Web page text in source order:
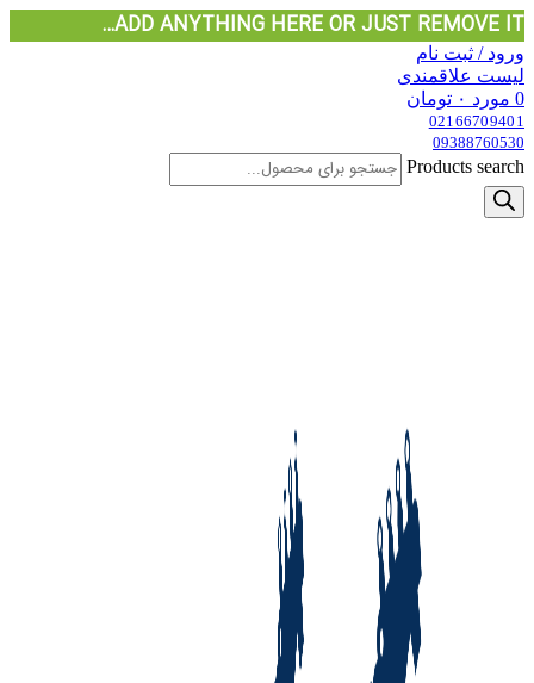
ADD ANYTHING HERE OR JUST REMOVE IT…
ورود / ثبت نام
لیست علاقمندی
0 مورد ۰ تومان
02166709401
09388760530
Products search